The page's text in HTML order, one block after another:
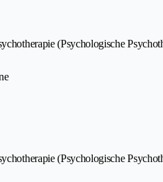
(Psychologische
(Psychologische